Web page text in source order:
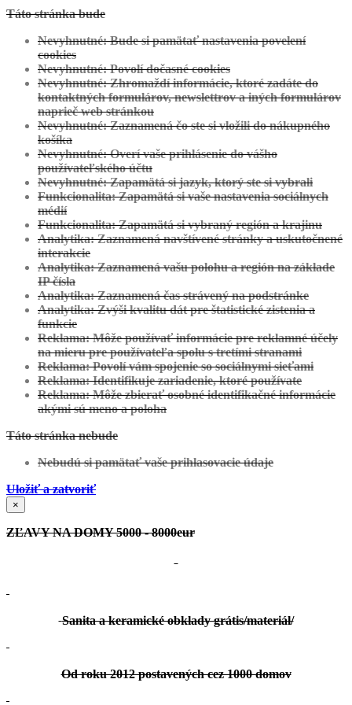
Zobraziť projekt
Modra:Projekt Individuálny
Zobraziť projekt
Sučany:Projekt Individuálny
Zobraziť projekt
Táto stránka bude
Nevyhnutné: Bude si pamätať nastavenia povelení
cookies
Nevyhnutné: Povolí dočasné cookies
Nevyhnutné: Zhromaždí informácie, ktoré zadáte do
kontaktných formulárov, newslettrov a iných formulárov
naprieč web stránkou
Nevyhnutné: Zaznamená čo ste si vložili do nákupného
košíka
Nevyhnutné: Overí vaše prihlásenie do vášho
používateľského účtu
Nevyhnutné: Zapamätá si jazyk, ktorý ste si vybrali
Funkcionalita: Zapamätá si vaše nastavenia sociálnych
médií
Funkcionalita: Zapamätá si vybraný región a krajinu
Analytika: Zaznamená navštívené stránky a uskutočnené
interakcie
Analytika: Zaznamená vašu polohu a región na základe
IP čísla
Analytika: Zaznamená čas strávený na podstránke
Analytika: Zvýši kvalitu dát pre štatistické zistenia a
funkcie
Reklama: Môže používať informácie pre reklamné účely
na mieru pre používateľa spolu s tretími stranami
Reklama: Povolí vám spojenie so sociálnymi sieťami
Reklama: Identifikuje zariadenie, ktoré používate
Reklama: Môže zbierať osobné identifikačné informácie
akými sú meno a poloha
Táto stránka nebude
Nebudú si pamätať vaše prihlasovacie údaje
Uložiť a zatvoriť
×
ZĽAVY NA DOMY 5000 - 8000eur
Sanita a keramické obklady grátis/materiál/
Od roku 2012 postavených cez 1000 domov